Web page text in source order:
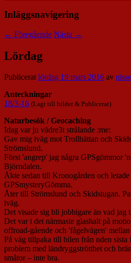
Inläggsnavigering
← Föregående Nästa →
Lördag
Publiceratlördag 19 mars 2016 av nisse
Anteckningar
18/3-16 (Lagt till bilder & Publicerat)
Naturbesök / Geocaching
Idag var ju vädre3t strålande :me:
Gav mig iväg mot Trollhättan och
Strömslund.
Först 'angrep' jag några GPSgömmor
Björndalen.
Åkte sedan till Kronogården och
GPSmysteryGömma.
Åter till Strömslund och Skidstugan.
iväg.
Det visade sig bli jobbigare än vad jag
Det var i det närmaste glashalt på
offroad-gående och 'fågelvägen'
På väg tillpaka till bilen från nden sista
problem med ländryggströtthet och
småtor – inte bra.